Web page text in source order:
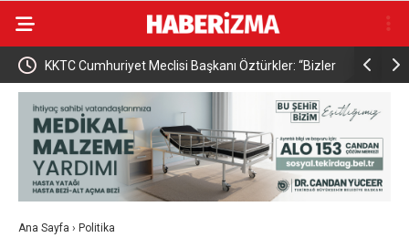
Öztürkler: “Bizler
uluslararası
Osmangazi Belediyesi çocuklara okuma
kazandırıyor
Ana Sayfa › Politika